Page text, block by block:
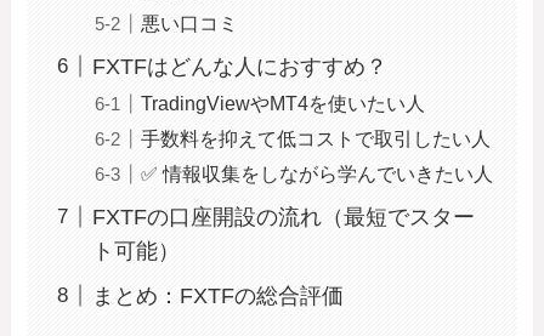
悪い口コミ
FXTFはどんな人におすすめ？
TradingViewやMT4を使いたい人
手数料を抑えて低コストで取引したい人
✅ 情報収集をしながら学んでいきたい人
FXTFの口座開設の流れ（最短でスター
ト可能）
まとめ：FXTFの総合評価